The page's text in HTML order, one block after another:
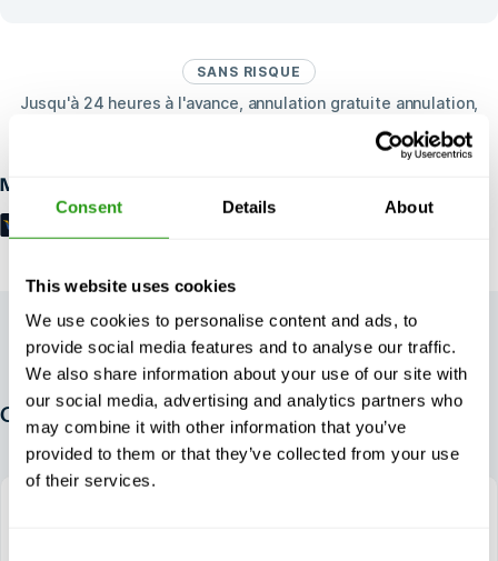
Consent Details About
This website uses cookies
We use cookies to personalise content and ads, to
provide social media features and to analyse our traffic.
We also share information about your use of our site with
our social media, advertising and analytics partners who
may combine it with other information that you’ve
provided to them or that they’ve collected from your use
of their services.
SANS RISQUE
Jusqu'à 24 heures à l'avance, annulation gratuite annulation,
Modes de paiement
Comparer et choisir le(s) bon(s) cours